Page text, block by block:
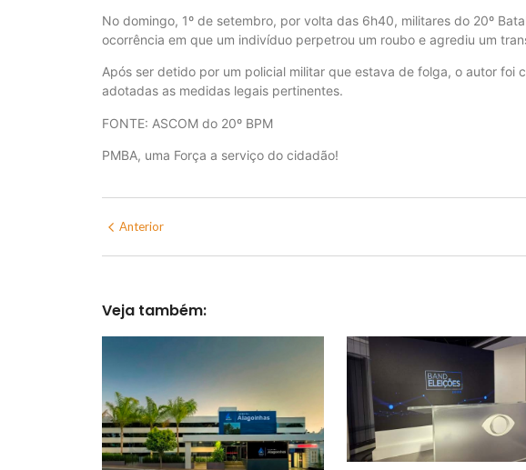
No domingo, 1º de setembro, por volta das 6h40, militares do 20º
ocorrência em que um indivíduo perpetrou um roubo e agrediu um
Após ser detido por um policial militar que estava de folga, o autor foi
adotadas as medidas legais pertinentes.
FONTE: ASCOM do 20º BPM
PMBA, uma Força a serviço do cidadão!
Anterior
Veja também: